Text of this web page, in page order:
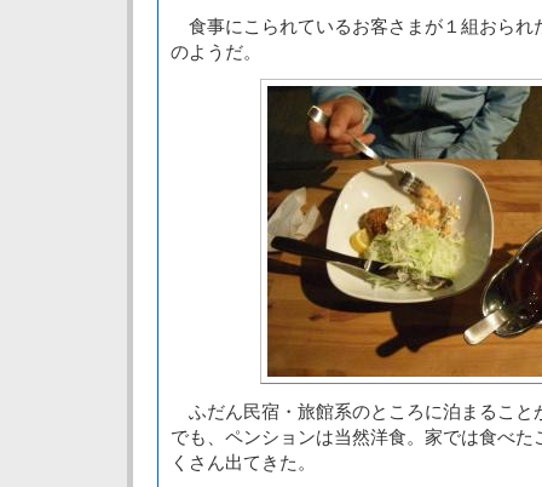
食事にこられているお客さまが１組おられ
のようだ。
ふだん民宿・旅館系のところに泊まること
でも、ペンションは当然洋食。家では食べ
くさん出てきた。